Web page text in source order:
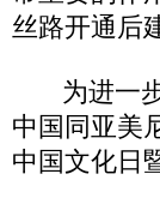
丝路开通后
为进一步
中国同亚美
中国文化日